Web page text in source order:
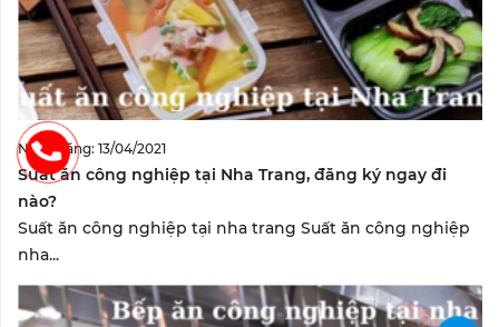
Ngày đăng: 13/04/2021
Suất ăn công nghiệp tại Nha Trang, đăng ký ngay đi
nào?
Suất ăn công nghiệp tại nha trang Suất ăn công nghiệp
nha...